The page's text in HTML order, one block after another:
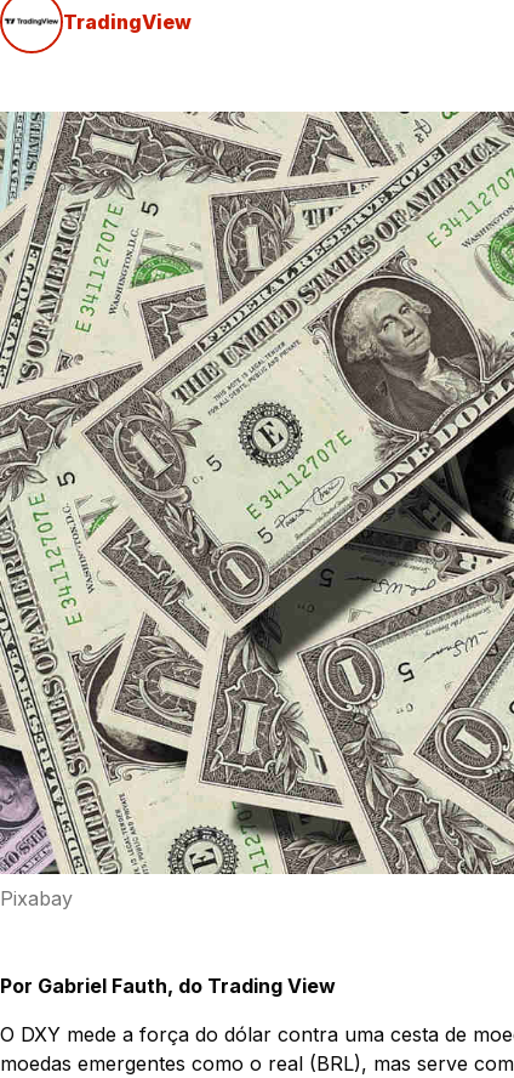
TradingView
Pixabay
Por Gabriel Fauth, do Trading View
O DXY mede a força do dólar contra uma cesta de
moedas emergentes como o real (BRL), mas serve